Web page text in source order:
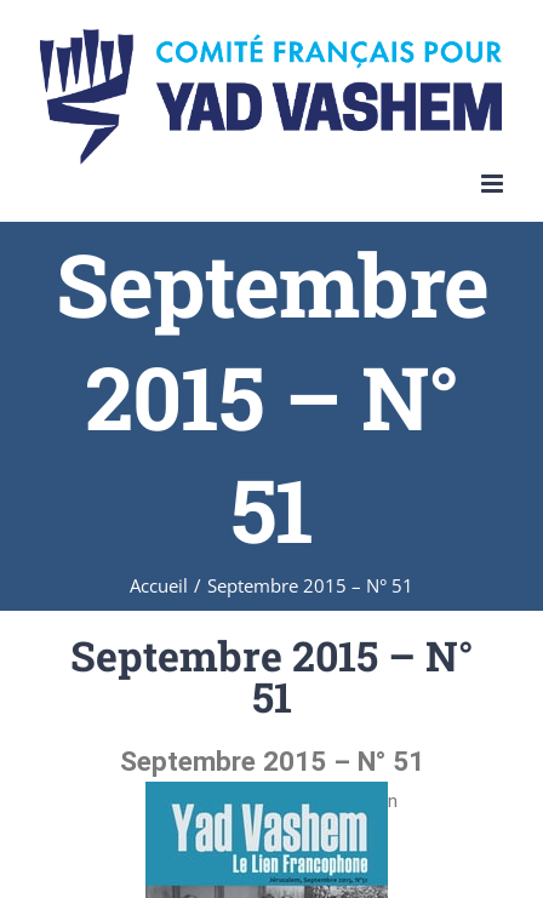
Septembre
2015 – N°
51
Accueil / Septembre 2015 – N° 51
Septembre 2015 – N°
51
Septembre 2015 – N° 51
n